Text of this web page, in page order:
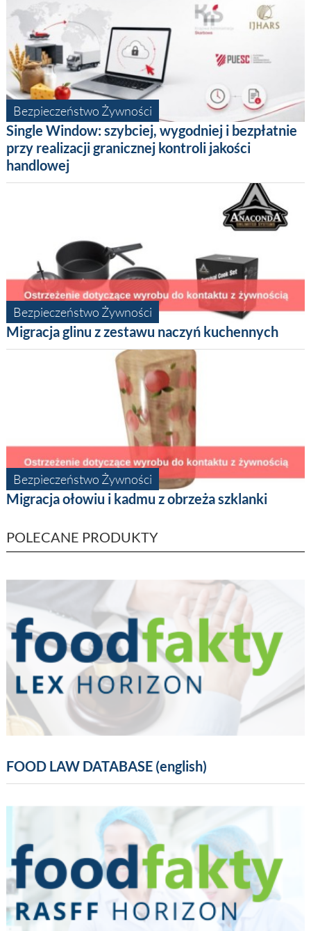
Bezpieczeństwo Żywności
Single Window: szybciej, wygodniej i bezpłatnie
przy realizacji granicznej kontroli jakości
handlowej
Bezpieczeństwo Żywności
Migracja glinu z zestawu naczyń kuchennych
Bezpieczeństwo Żywności
Migracja ołowiu i kadmu z obrzeża szklanki
POLECANE PRODUKTY
FOOD LAW DATABASE (english)